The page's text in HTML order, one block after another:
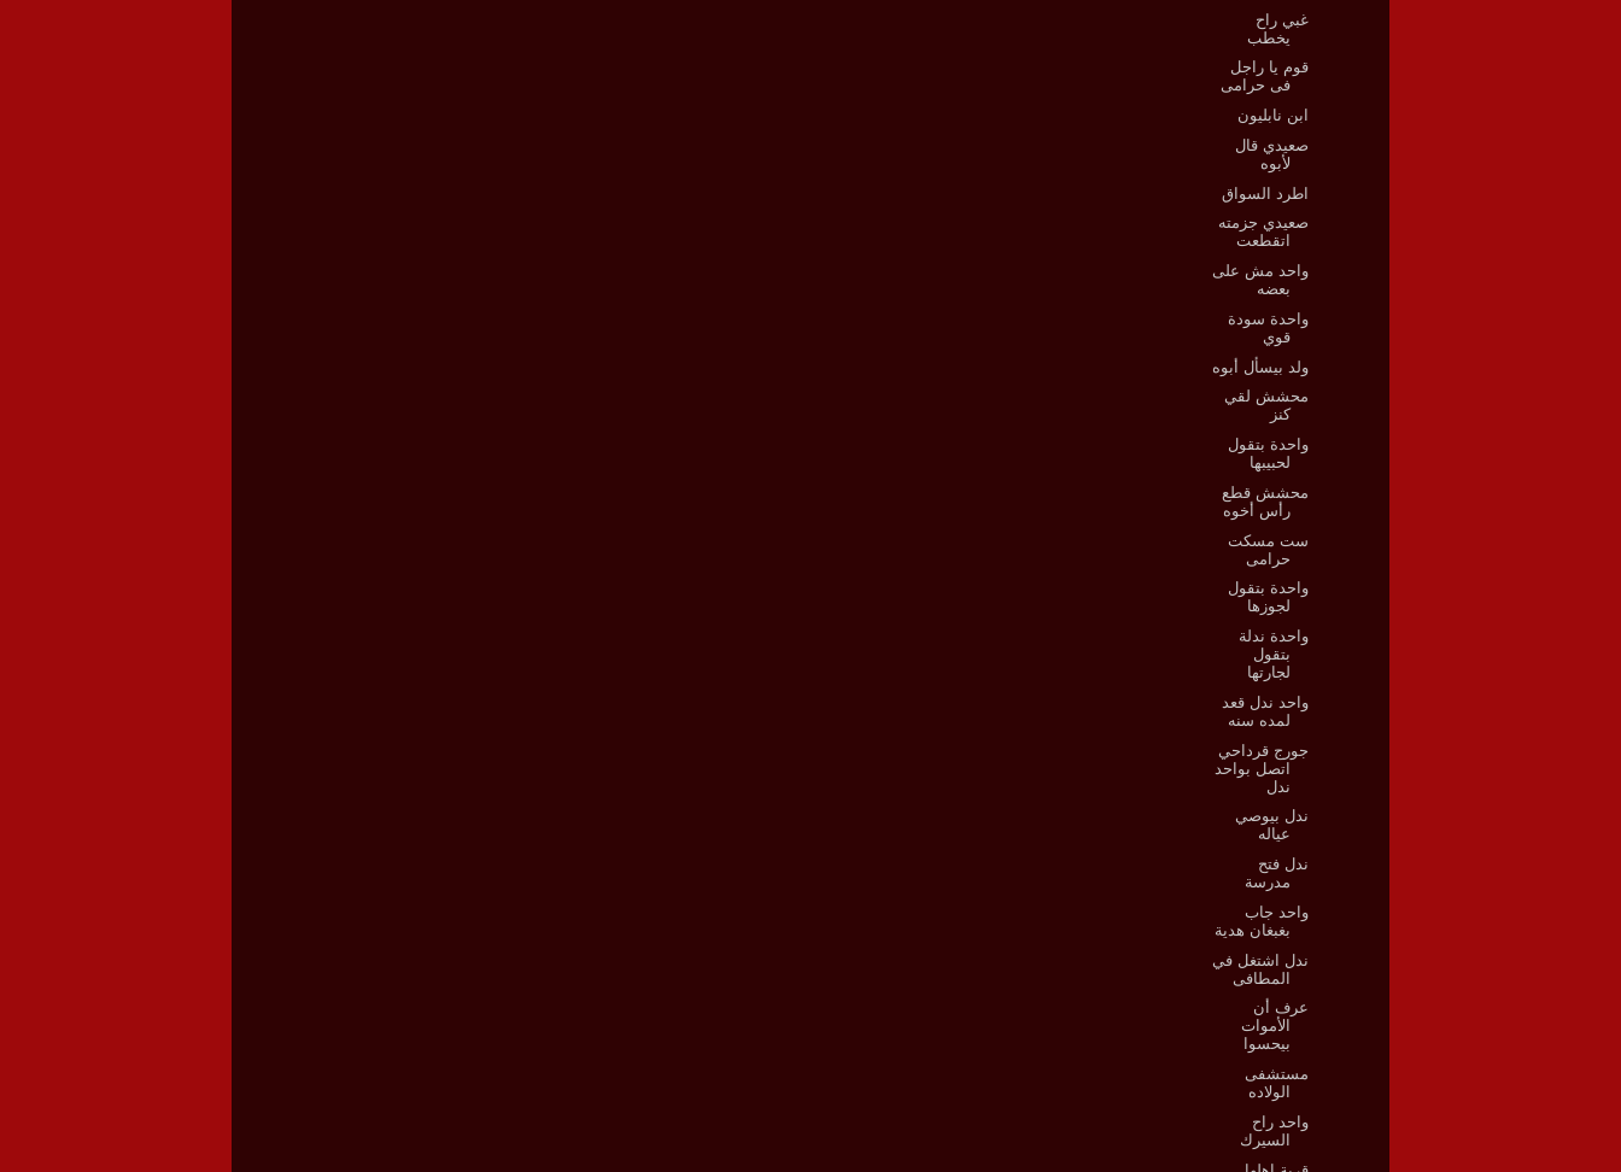
غبي راح
يخطب
قوم يا راجل
فى حرامى
ابن نابليون
صعيدي قال
لأبوه
اطرد السواق
صعيدي جزمته
اتقطعت
واحد مش على
بعضه
واحدة سودة
قوي
ولد بيسأل أبوه
محشش لقي
كنز
واحدة بتقول
لحبيبها
محشش قطع
رأس أخوه
ست مسكت
حرامى
واحدة بتقول
لجوزها
واحدة ندلة
بتقول
لجارتها
واحد ندل قعد
لمده سنه
جورج قرداحي
اتصل بواحد
ندل
ندل بيوصي
عياله
ندل فتح
مدرسة
واحد جاب
بغبغان هدية
ندل اشتغل في
المطافى
عرف أن
الأموات
بيحسوا
مستشفى
الولاده
واحد راح
السيرك